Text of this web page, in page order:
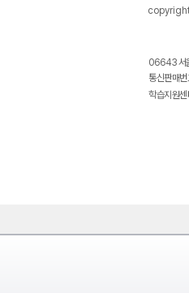
06643 서
통신판매
학습지원